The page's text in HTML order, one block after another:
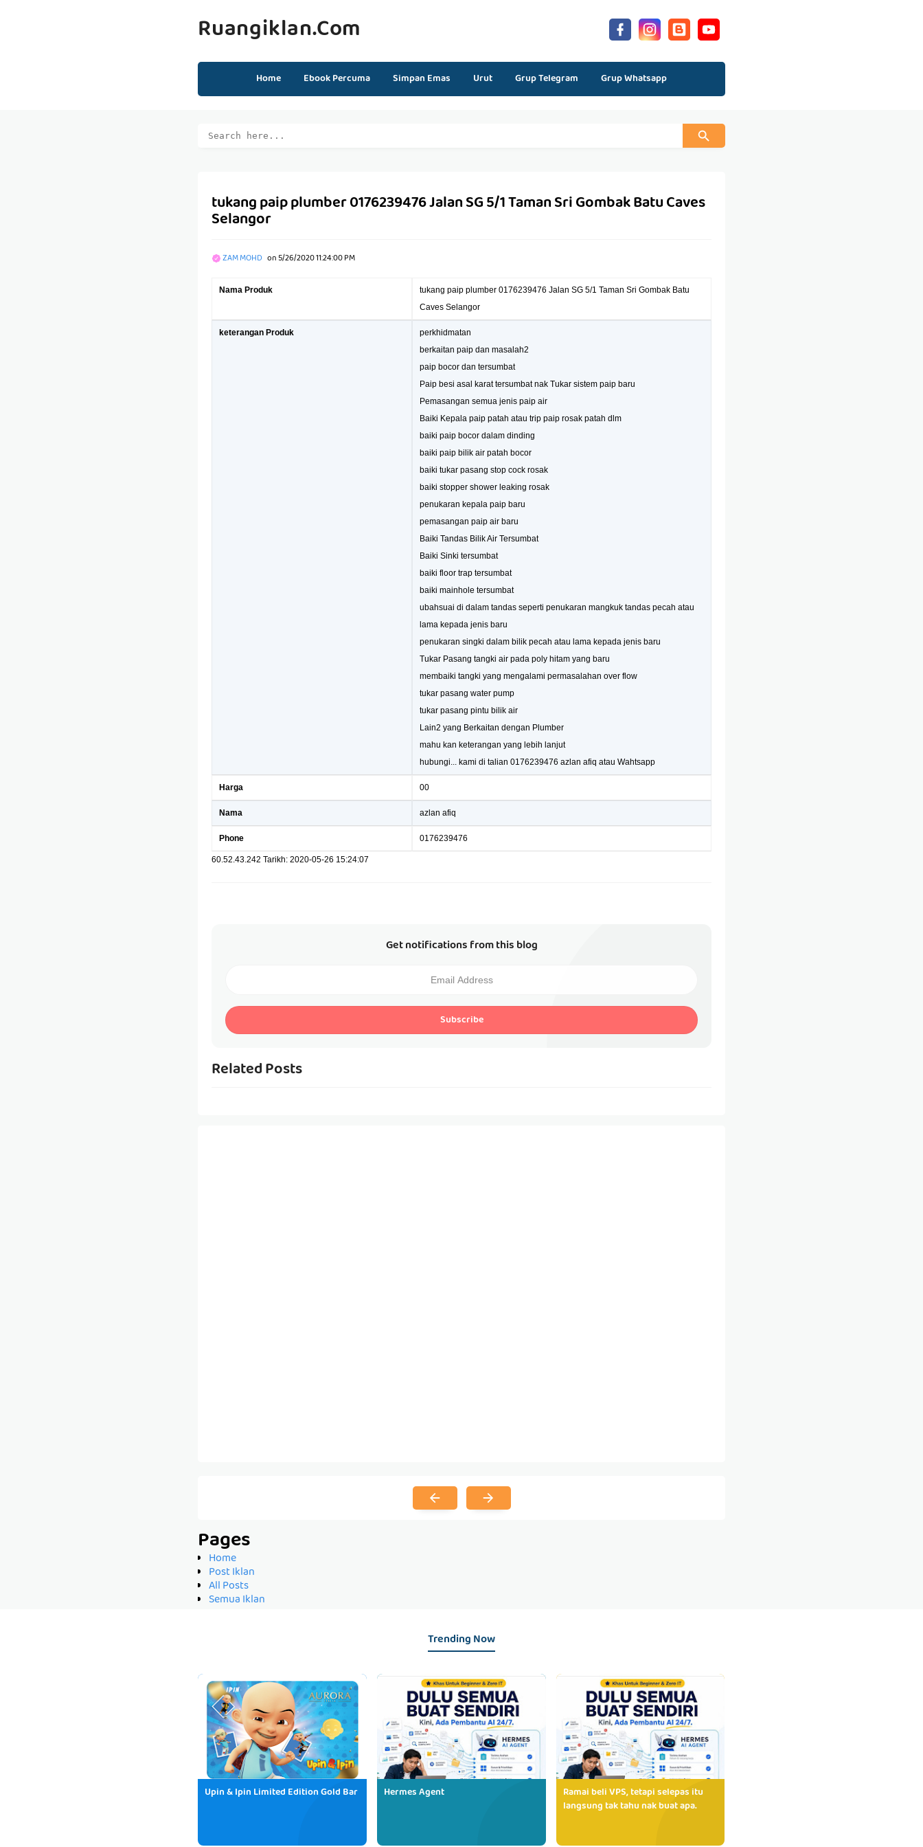
Ruangiklan.com
Home Ebook Percuma Simpan Emas Urut Grup Telegram Grup Whatsapp
tukang paip plumber 0176239476 Jalan SG 5/1 Taman Sri Gombak Batu Caves
Selangor
ZAM MOHD on5/26/2020 11:24:00 PM
Nama Produk
tukang paip plumber 0176239476 Jalan SG 5/1 Taman Sri Gombak Batu
Caves Selangor
keterangan Produk
perkhidmatan
berkaitan paip dan masalah2
paip bocor dan tersumbat
Paip besi asal karat tersumbat nak Tukar sistem paip baru
Pemasangan semua jenis paip air
Baiki Kepala paip patah atau trip paip rosak patah dlm
baiki paip bocor dalam dinding
baiki paip bilik air patah bocor
baiki tukar pasang stop cock rosak
baiki stopper shower leaking rosak
penukaran kepala paip baru
pemasangan paip air baru
Baiki Tandas Bilik Air Tersumbat
Baiki Sinki tersumbat
baiki floor trap tersumbat
baiki mainhole tersumbat
ubahsuai di dalam tandas seperti penukaran mangkuk tandas pecah atau
lama kepada jenis baru
penukaran singki dalam bilik pecah atau lama kepada jenis baru
Tukar Pasang tangki air pada poly hitam yang baru
membaiki tangki yang mengalami permasalahan over flow
tukar pasang water pump
tukar pasang pintu bilik air
Lain2 yang Berkaitan dengan Plumber
mahu kan keterangan yang lebih lanjut
hubungi... kami di talian 0176239476 azlan afiq atau Wahtsapp
Harga 00
Nama azlan afiq
Phone 0176239476
60.52.43.242 Tarikh: 2020-05-26 15:24:07
Get notifications from this blog
Subscribe
Related Posts
Pages
Home
Post Iklan
All Posts
Semua Iklan
Trending Now
Upin & Ipin Limited Edition Gold Bar Hermes Agent
Ramai beli VPS, tetapi selepas itu
langsung tak tahu nak buat apa.